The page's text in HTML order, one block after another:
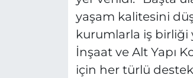
yaşam kalitesini
kurumlarla iş birliği
İnşaat ve Alt Yapı
için her türlü